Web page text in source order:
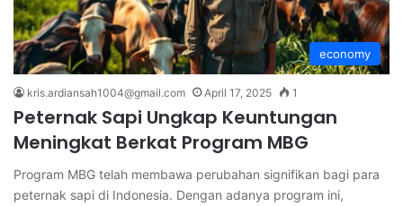
economy
kris.ardiansah1004@gmail.com April 17, 2025 1
Peternak Sapi Ungkap Keuntungan
Meningkat Berkat Program MBG
Program MBG telah membawa perubahan signifikan bagi para
peternak sapi di Indonesia. Dengan adanya program ini,